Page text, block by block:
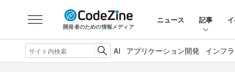
開発者のための情報メディア
ニュース 記事
AI アプリケーション開発 インフラ